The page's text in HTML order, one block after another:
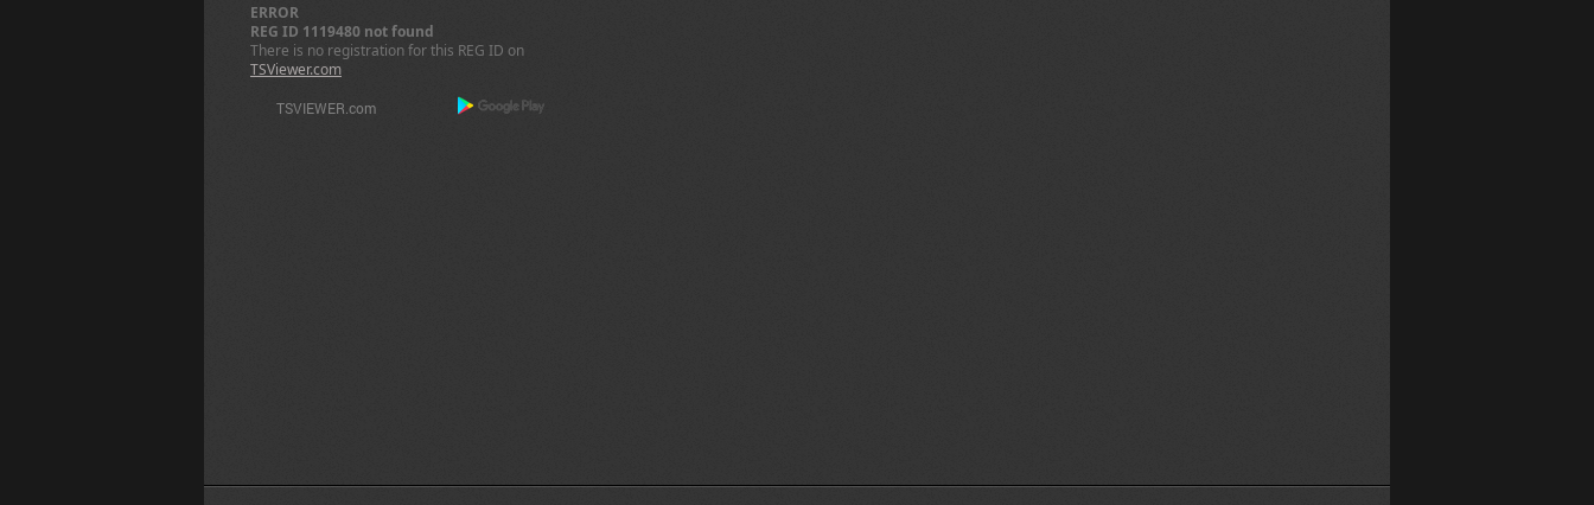
ERROR
REG ID 1119480 not found
There is no registration for this REG ID on
TSViewer.com